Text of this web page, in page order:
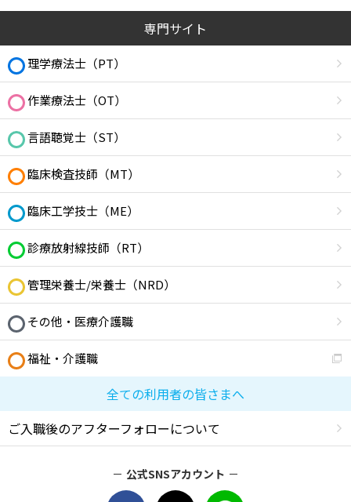
専門サイト
理学療法士（PT）
作業療法士（OT）
言語聴覚士（ST）
臨床検査技師（MT）
臨床工学技士（ME）
診療放射線技師（RT）
管理栄養士/栄養士（NRD）
その他・医療介護職
福祉・介護職
全ての利用者の皆さまへ
ご入職後のアフターフォローについて
公式SNSアカウント